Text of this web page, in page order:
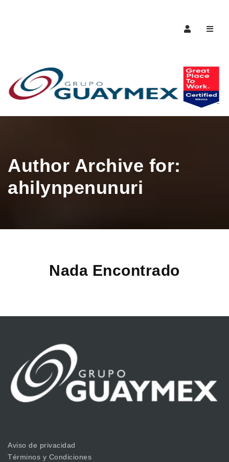
Author Archive for:
ahilynpenunuri
Nada Encontrado
Aviso de privacidad
Términos y Condiciones